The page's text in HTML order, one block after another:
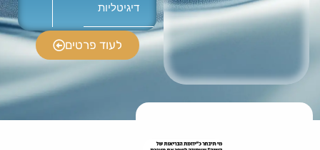
דיגיטליות
לעוד פרטים